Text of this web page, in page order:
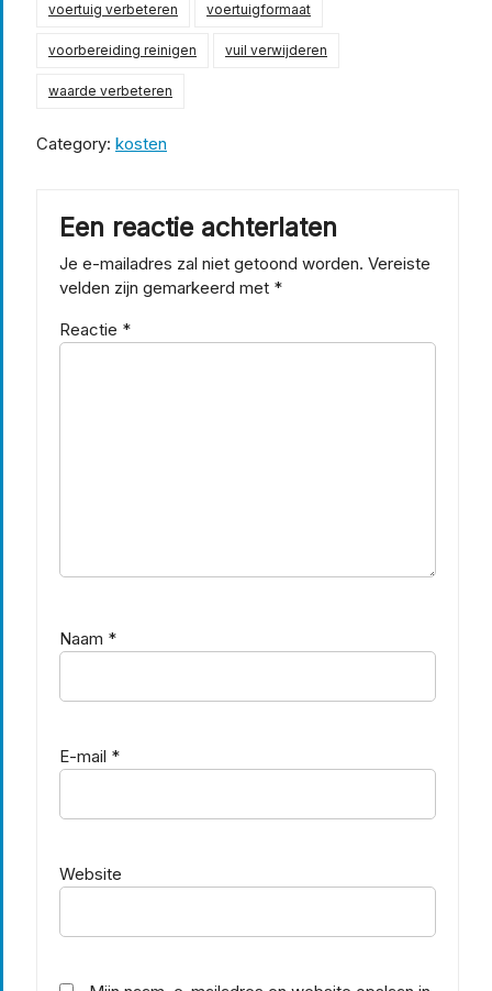
voertuig verbeteren voertuigformaat
voorbereiding reinigen vuil verwijderen
waarde verbeteren
Category: kosten
Een reactie achterlaten
Je e-mailadres zal niet getoond worden. Vereiste
velden zijn gemarkeerd met *
Reactie *
Naam *
E-mail *
Website